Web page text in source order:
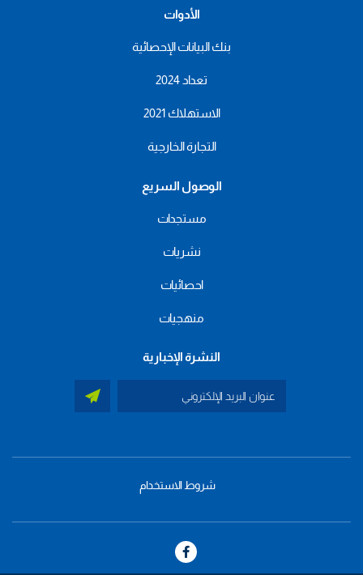
الأدوات
بنك البيانات الإحصائية
تعداد 2024
الاستهلاك 2021
التجارة الخارجية
الوصول السريع
مستجدات
نشريات
احصائيات
منهجيات
النشرة الإخبارية
footer
شروط الاستخدام